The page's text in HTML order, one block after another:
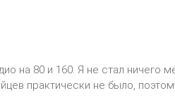
на 80 и 160. Я не стал ничего
практически не было,